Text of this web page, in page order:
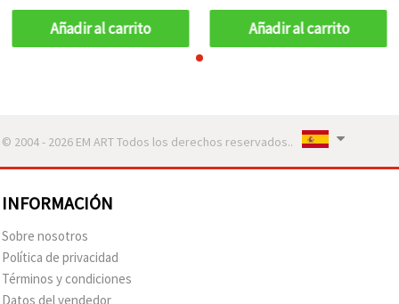
Añadir al carrito Añadir al carrito
© 2004 - 2026 EM ART Todos los derechos reservados..
INFORMACIÓN
Sobre nosotros
Política de privacidad
Términos y condiciones
Datos del vendedor